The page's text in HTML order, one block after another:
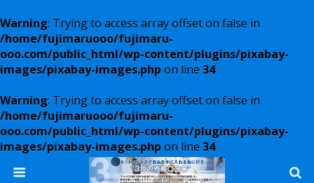
Warning: Trying to access array offset on false in
/home/fujimaruooo/fujimaru-
ooo.com/public_html/wp-content/plugins/pixabay-
images/pixabay-images.php on line 34
Warning: Trying to access array offset on false in
/home/fujimaruooo/fujimaru-
ooo.com/public_html/wp-content/plugins/pixabay-
images/pixabay-images.php on line 34